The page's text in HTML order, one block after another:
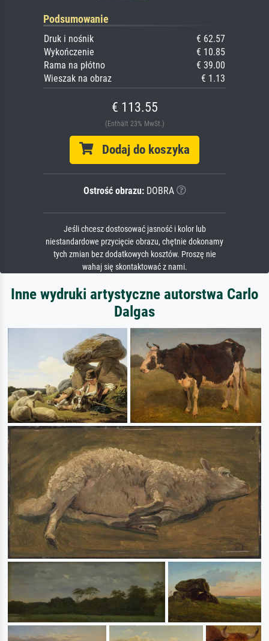
Podsumowanie
Druk i nośnik
€ 62.57
Wykończenie
€ 10.85
Rama na płótno
€ 39.00
Wieszak na obraz
€ 1.13
€ 113.55
(Enthält 23% MwSt.)
Dodaj do koszyka
Ostrość obrazu:DOBRA
Jeśli chcesz dostosować jasność i kolor lub
niestandardowe przycięcie obrazu, chętnie dokonamy
tych zmian bez dodatkowych kosztów. Proszę nie
wahaj się skontaktować z nami.
Inne wydruki artystyczne autorstwa Carlo
Dalgas